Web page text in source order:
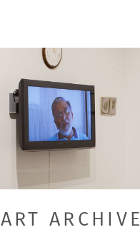
ART ARCHIVE